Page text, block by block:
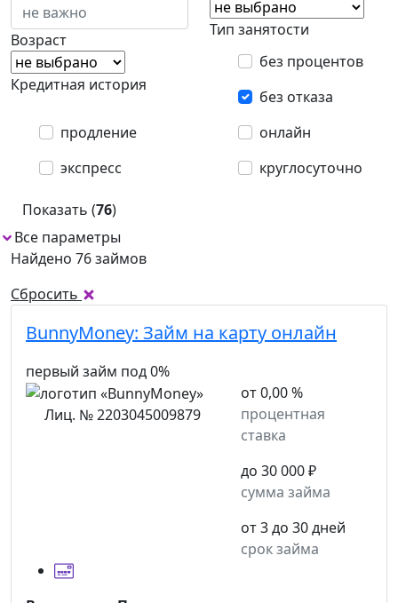
Возраст
Тип занятости
Кредитная история
без процентов
без отказа
продление
экспресс
онлайн
круглосуточно
Показать (76)
Все параметры
Найдено 76 займов
Сбросить
BunnyMoney: Займ на карту онлайн
первый займ под 0%
Лиц. № 2203045009879
от 0,00 %
процентная
ставка
до 30 000 ₽
сумма займа
от 3 до 30 дней
срок займа